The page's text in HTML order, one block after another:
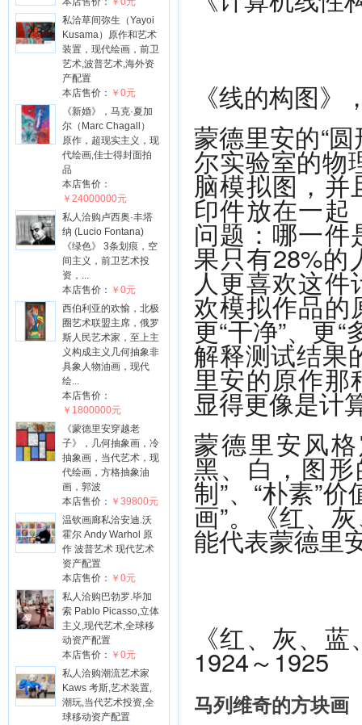
私洽草间弥生（Yayoi
Kusama）原作和艺术
装置，现代绘画，前卫
艺术,波普艺术,海外资
产配置
本店售价： ￥0元
《新婚》，马克·夏加
尔（Marc Chagall）
原作，超现实主义，现
代绘画,佳士得封面拍
品
本店售价：
￥24000000元
私人洽购卢西奥·丰塔
纳 (Lucio Fontana)
《绿色》 3条划痕，空
间主义，前卫艺术投
资，...
本店售价： ￥0元
西伯利亚的欢愉，北极
圈艺术联盟主席，俄罗
斯人民艺术家，至上主
义构成主义几何抽象非
具象人物油画，现代
绘...
本店售价：
￥1800000元
《蒙德里安穿越老
子》，几何抽象画，冷
抽象画，当代艺术，现
代绘画，方格抽象油
画，郭波
本店售价： ￥39800元
温钦画廊私洽安迪.沃
霍尔 Andy Warhol 原
作 波普艺术 现代艺术
资产配置
本店售价： ￥0元
私人洽购巴勃罗.毕加
索 Pablo Picasso,立体
主义,现代艺术,全球移
动资产配置
本店售价： ￥0元
私人洽购潮流艺术家
Kaws 考斯,艺术装置,
潮玩,当代艺术投资,全
球移动资产配置
《线的构图》
蒙德里安的“
尔实验室的物
脑模拟图，并
印件放在一起
问题：哪一件
果只有28%的
人更喜欢这件
欢模拟作品的
更“干净”、更“
解释测试结果
里安的原作那
显得更像是计
蒙德里安风
黑、白，图
制”、“朴素”
画”。《红、
能代表蒙德里
《红、灰、
1924～1925
马列维奇的方块画